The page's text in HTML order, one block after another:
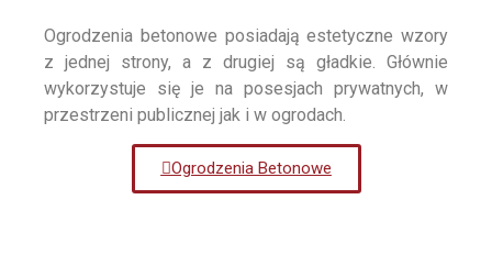
Ogrodzenia betonowe posiadają estetyczne wzory
z jednej strony, a z drugiej są gładkie. Głównie
wykorzystuje się je na posesjach prywatnych, w
przestrzeni publicznej jak i w ogrodach.
Ogrodzenia Betonowe